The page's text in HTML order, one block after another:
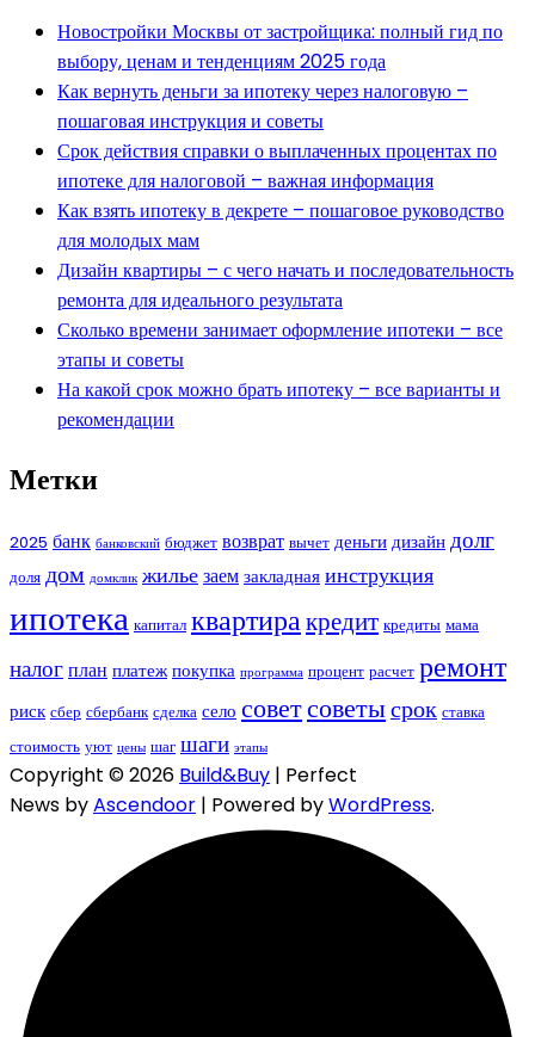
Новостройки Москвы от застройщика: полный гид по
выбору, ценам и тенденциям 2025 года
Как вернуть деньги за ипотеку через налоговую –
пошаговая инструкция и советы
Срок действия справки о выплаченных процентах по
ипотеке для налоговой – важная информация
Как взять ипотеку в декрете – пошаговое руководство
для молодых мам
Дизайн квартиры – с чего начать и последовательность
ремонта для идеального результата
Сколько времени занимает оформление ипотеки – все
этапы и советы
На какой срок можно брать ипотеку – все варианты и
рекомендации
Метки
2025 банк банковский бюджет возврат вычет деньгидизайндолг
доля дом домклик жильезаемзакладнаяинструкция
ипотека капитал квартиракредит кредиты мама
налогплан платежпокупка программа процент расчет ремонт
риск сбер сбербанк сделка село советсоветысрок ставка
стоимость уют цены шаг шаги этапы
Copyright © 2026 Build&Buy | Perfect
News byAscendoor | Powered byWordPress.